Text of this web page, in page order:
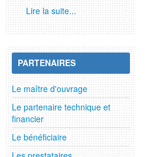
Lire la suite...
PARTENAIRES
Le maître d'ouvrage
Le partenaire technique et
financier
Le bénéficiaire